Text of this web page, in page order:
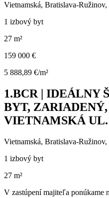
Vietnamská, Bratislava-
1 izbový byt
27 m²
159 000 €
5 888,89 €/m²
1.BCR | IDEÁLNY
BYT,
VIETNAMSKÁ UL.
Vietnamská, Bratislava-
1 izbový byt
27 m²
V zastúpení majiteľa ponúkame